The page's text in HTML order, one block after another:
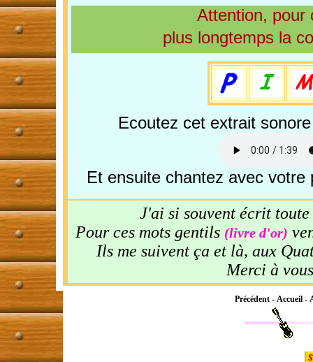
Attention, pour
plus longtemps la
Ecoutez cet extrait
Et ensuite chantez avec
J'ai si souvent écrit
Pour ces mots gentils (livre d'or)
Ils me suivent ça et là, aux
Merci à vous
Précédent - Accueil -